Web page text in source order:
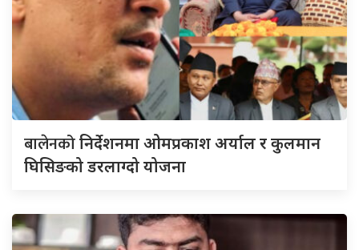
बालेनकोनिर्देशनमा ओमप्रकाश अर्याल र कुलमान
घिसिङको डरलाग्दो योजना